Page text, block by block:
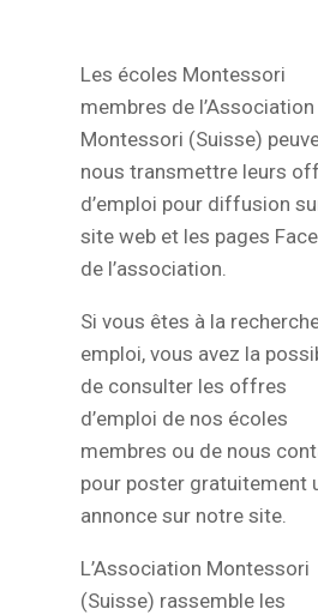
Les écoles Montessori
membres de l’Association
Montessori (Suisse)
nous transmettre leurs
d’emploi pour diffusion
site web et les pages
de l’association.
Si vous êtes à la recherche
emploi, vous avez la
de consulter les offres
d’emploi de nos écoles
membres ou de nous
pour poster gratuitement
annonce sur notre site.
L’Association Montessori
(Suisse) rassemble les